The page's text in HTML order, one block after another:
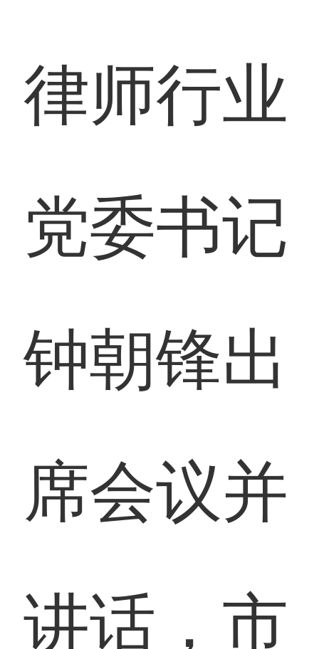
律师行业
党委书记
钟朝锋出
席会议并
讲话，市